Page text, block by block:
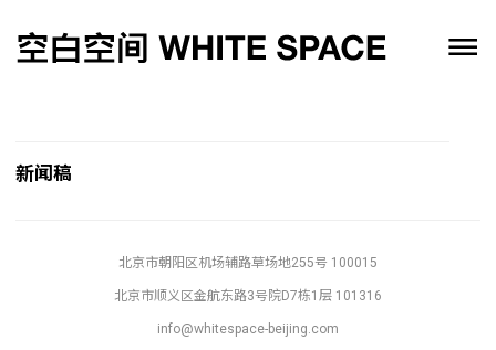
新闻稿
北京市朝阳区机场辅路草场地255号 100015
北京市顺义区金航东路3号院D7栋1层 101316
info@whitespace-beijing.com